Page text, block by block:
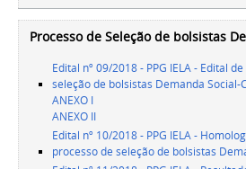
Processo de Seleção de bolsistas
Edital nº 09/2018 - PPG IELA - Edital
seleção de bolsistas Demanda Social-
ANEXO I
ANEXO II
Edital nº 10/2018 - PPG IELA -
processo de seleção de bolsistas